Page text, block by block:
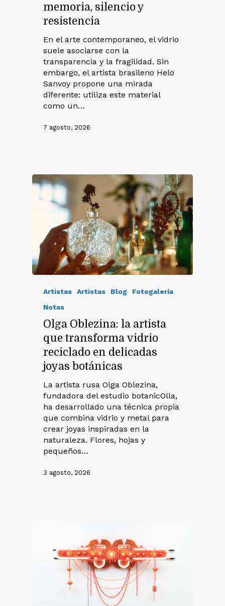
memoria, silencio y
resistencia
En el arte contemporaneo, el vidrio
suele asociarse con la
transparencia y la fragilidad. Sin
embargo, el artista brasileno Helo
Sanvoy propone una mirada
diferente: utiliza este material
como un…
7 agosto, 2026
Artistas Artistas Blog
Fotogalería
Notas
Olga Oblezina: la artista
que transforma vidrio
reciclado en delicadas
joyas botánicas
La artista rusa Olga Oblezina,
fundadora del estudio botanicOlla,
ha desarrollado una técnica propia
que combina vidrio y metal para
crear joyas inspiradas en la
naturaleza. Flores, hojas y
pequeños…
3 agosto, 2026